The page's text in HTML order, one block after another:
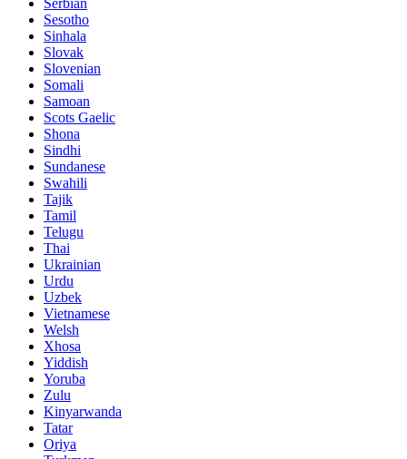
Sesotho
Sinhala
Slovak
Slovenian
Somali
Samoan
Scots Gaelic
Shona
Sindhi
Sundanese
Swahili
Tajik
Tamil
Telugu
Thai
Ukrainian
Urdu
Uzbek
Vietnamese
Welsh
Xhosa
Yiddish
Yoruba
Zulu
Kinyarwanda
Tatar
Oriya